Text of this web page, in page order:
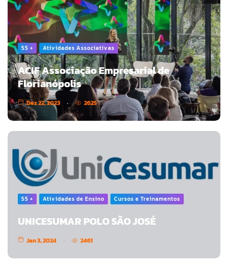
55 + Atividades Associativas
ACIF Associação Empresarial de
Florianópolis
Dez 22, 2023 2625
55 + Atividades de Ensino Cursos e Treinamentos
UNICESUMAR POLO SÃO JOSÉ
Jan 3, 2024 2461